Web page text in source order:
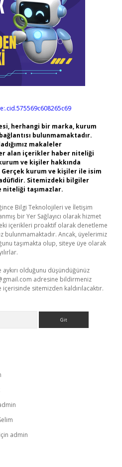
herhangi bir marka, kurum
bulunmamaktadır.
makaleler
alan içerikler haber niteliği
ve kişiler hakkında
Gerçek kurum ve kişiler ile isim
Sitemizdeki bilgiler
taşımazlar.
Bilgi Teknolojileri ve İletişim
bir Yer Sağlayıcı olarak hizmet
içerikleri proaktif olarak denetleme
bulunmamaktadır. Ancak, üyelerimiz
taşımakta olup, siteye üye olarak
olduğunu düşündüğünüz
adresine bildirmeniz
sitemizden kaldırılacaktır.
için admin